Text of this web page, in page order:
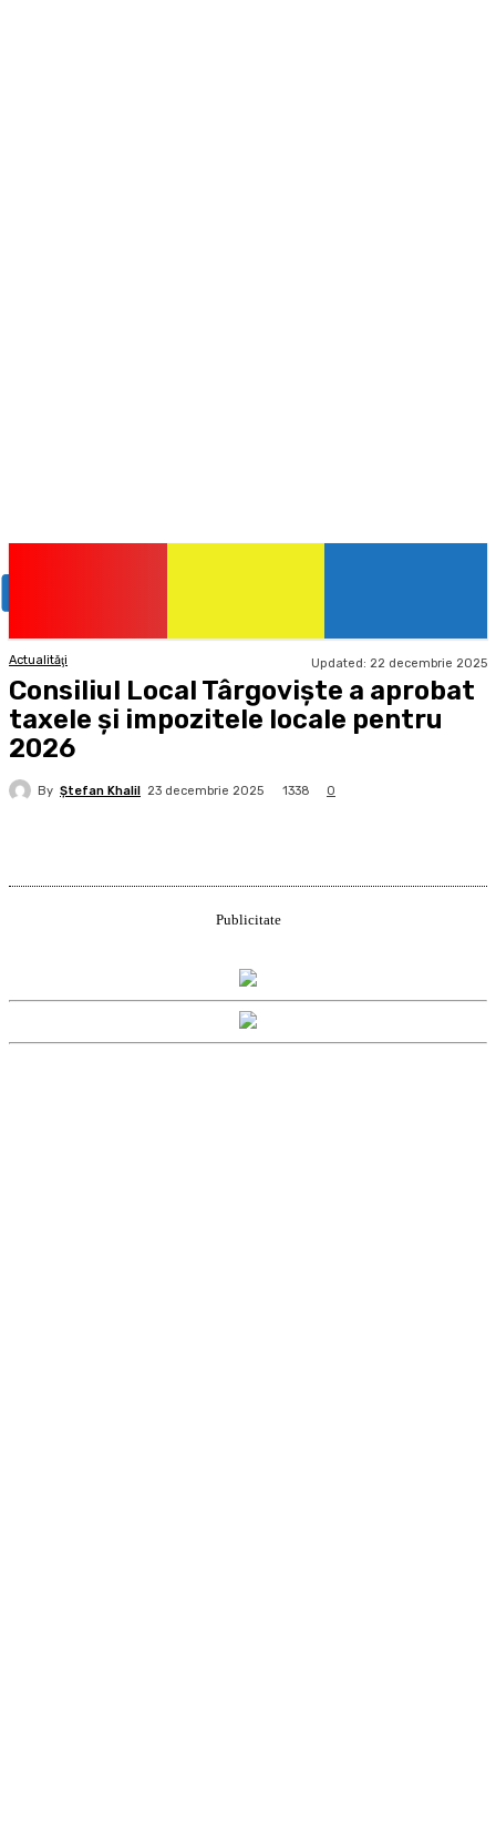
Actualităţi Updated: 22 decembrie 2025
Consiliul Local Târgoviște a aprobat
taxele și impozitele locale pentru
2026
By Ştefan Khalil 23 decembrie 2025 1338 0
Publicitate